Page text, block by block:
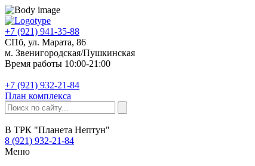
+7 (921) 941-35-88
СПб, ул. Марата, 86
м. Звенигородская/Пушкинская
Время работы 10:00-21:00
+7 (921) 932-21-84
План комплекса
В ТРК "Планета Нептун"
8 (921) 932-21-84
Меню